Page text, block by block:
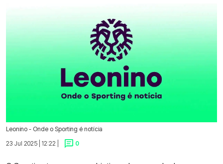
Leonino - Onde o Sporting é notícia
23 Jul 2025 | 12:22 |
0